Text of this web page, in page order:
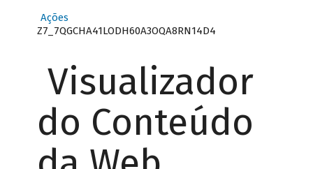
Ações
Z7_7QGCHA41LODH60A3OQA8RN14D4
Visualizador
do Conteúdo